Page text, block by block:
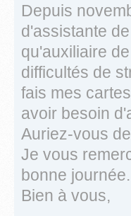
Depuis
d'assistante
qu'auxiliaire
difficultés de
fais mes
avoir besoin
Auriez-vous
Je vous
bonne journée.
Bien à vous,